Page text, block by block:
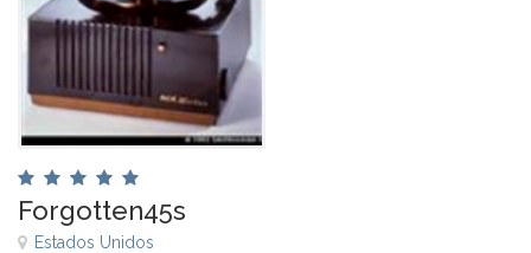
Forgotten45s
Estados Unidos